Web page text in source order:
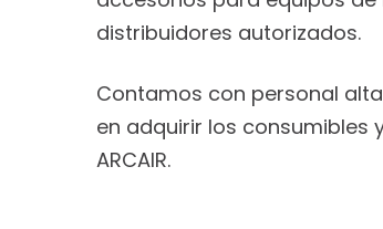
distribuidores autorizados.
Contamos con personal
en adquirir los
ARCAIR.